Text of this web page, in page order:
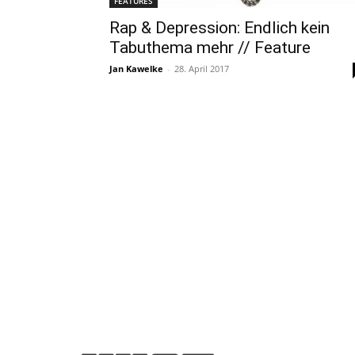
Rap & Depression: Endlich kein
Tabuthema mehr // Feature
Jan Kawelke - 28. April 2017